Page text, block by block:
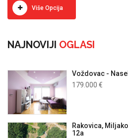
Više Opcija
NAJNOVIJI OGLASI
Voždovac -
179.000 €
Rakovica,
12a